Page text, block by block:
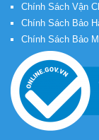
Chính Sách Vận
Chính Sách Bảo
Chính Sách Bảo